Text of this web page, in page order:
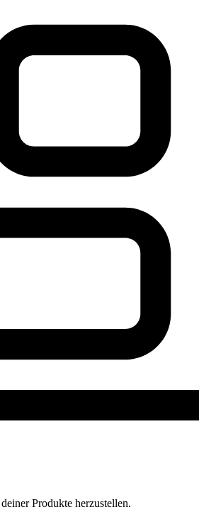
Produkte herzustellen.